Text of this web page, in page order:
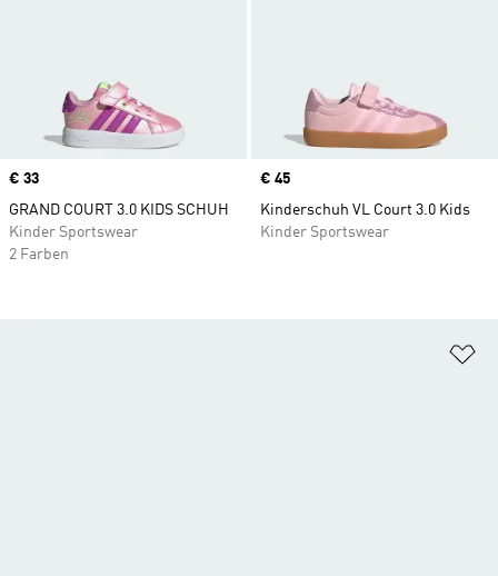
Price
€ 33
GRAND COURT 3.0 KIDS SCHUH
Kinder Sportswear
2 Farben
Price
€ 45
Kinderschuh VL Court 3.0 Kids
Kinder Sportswear